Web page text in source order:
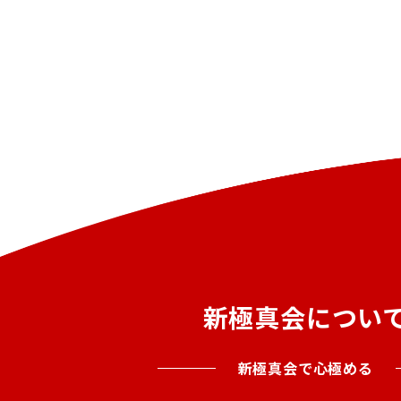
新極真会につい
新極真会で心極める